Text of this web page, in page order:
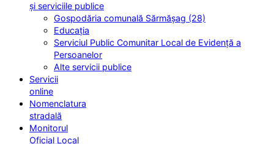
și serviciile publice
Gospodăria comunală Sărmășag (28)
Educația
Serviciul Public Comunitar Local de Evidență a
Persoanelor
Alte servicii publice
Servicii
online
Nomenclatura
stradală
Monitorul
Oficial Local